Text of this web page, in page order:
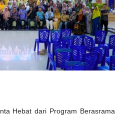
Hebat dari Program Berasrama